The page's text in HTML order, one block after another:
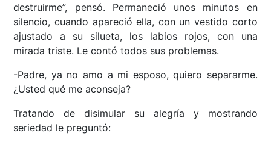
destruirme”, pensó. Permaneció unos minutos en
silencio, cuando apareció ella, con un vestido corto
ajustado a su silueta, los labios rojos, con una
mirada triste. Le contó todos sus problemas.
-Padre, ya no amo a mi esposo, quiero separarme.
¿Usted qué me aconseja?
Tratando de disimular su alegría y mostrando
seriedad le preguntó: